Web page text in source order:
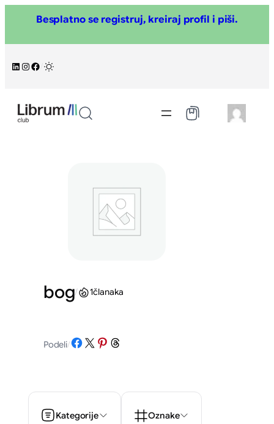
sadržaj
Besplatno se registruj, kreiraj profil i piši.
LinkedIn
Instagram
Facebook
bog/ 1članaka
Podeli/Share on Facebook
Share on X Share on Pinterest
Share on Threads
Kategorije Oznake